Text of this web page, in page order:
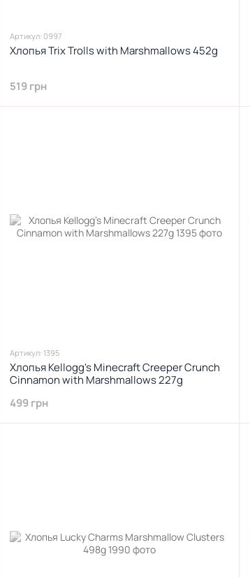
Артикул: 0997
Хлопья Trix Trolls with Marshmallows 452g
519 грн
Артикул: 1395
Хлопья Kellogg's Minecraft Creeper Crunch
Cinnamon with Marshmallows 227g
499 грн